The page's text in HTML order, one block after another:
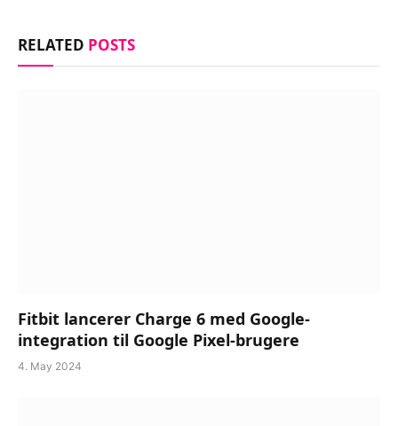
RELATED POSTS
Fitbit lancerer Charge 6 med Google-
integration til Google Pixel-brugere
4. May 2024